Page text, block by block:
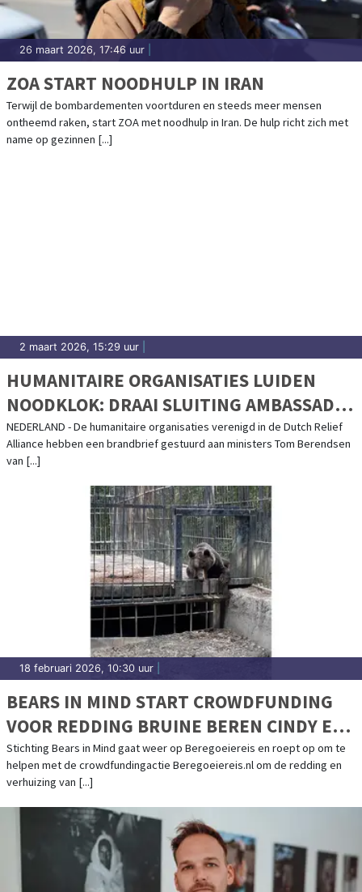
26 maart 2026, 17:46 uur
ZOA START NOODHULP IN IRAN
Terwijl de bombardementen voortduren en steeds meer mensen
ontheemd raken, start ZOA met noodhulp in Iran. De hulp richt zich met
name op gezinnen [...]
2 maart 2026, 15:29 uur
HUMANITAIRE ORGANISATIES LUIDEN
NOODKLOK: DRAAI SLUITING AMBASSADE
ZUID-SOEDAN TERUG
NEDERLAND - De humanitaire organisaties verenigd in de Dutch Relief
Alliance hebben een brandbrief gestuurd aan ministers Tom Berendsen
van [...]
18 februari 2026, 10:30 uur
BEARS IN MIND START CROWDFUNDING
VOOR REDDING BRUINE BEREN CINDY EN
FELIPE UIT AZERBEIDZJAN
Stichting Bears in Mind gaat weer op Beregoeiereis en roept op om te
helpen met de crowdfundingactie Beregoeiereis.nl om de redding en
verhuizing van [...]